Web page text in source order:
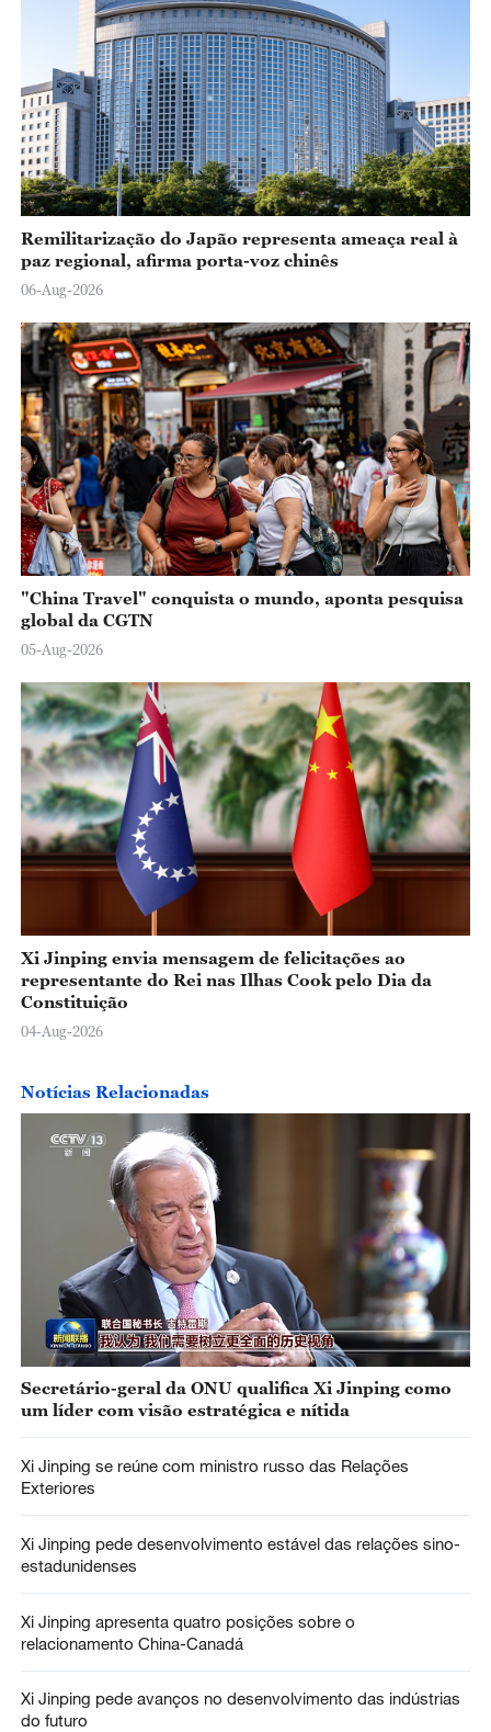
Remilitarização do Japão representa ameaça real à
paz regional, afirma porta-voz chinês
06-Aug-2026
"China Travel" conquista o mundo, aponta pesquisa
global da CGTN
05-Aug-2026
Xi Jinping envia mensagem de felicitações ao
representante do Rei nas Ilhas Cook pelo Dia da
Constituição
04-Aug-2026
Notícias Relacionadas
Secretário-geral da ONU qualifica Xi Jinping como
um líder com visão estratégica e nítida
Xi Jinping se reúne com ministro russo das Relações
Exteriores
Xi Jinping pede desenvolvimento estável das relações sino-
estadunidenses
Xi Jinping apresenta quatro posições sobre o
relacionamento China-Canadá
Xi Jinping pede avanços no desenvolvimento das indústrias
do futuro